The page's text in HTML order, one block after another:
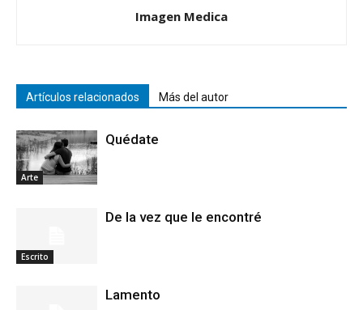
Imagen Medica
Artículos relacionados Más del autor
Arte
Quédate
Escrito
De la vez que le encontré
Lamento